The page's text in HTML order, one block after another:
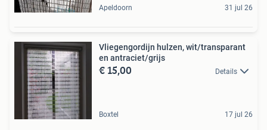
Apeldoorn 31 jul 26
Vliegengordijn hulzen, wit/transparant
en antraciet/grijs
€ 15,00 Details
Boxtel 17 jul 26